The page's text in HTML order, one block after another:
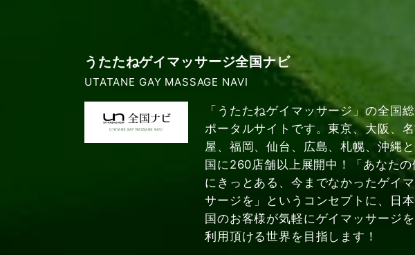
うたたねゲイマッサージ全国ナビ
UTATANE GAY MASSAGE NAVI
「うたたねゲイマッサージ」の全国
ポータルサイトです。東京、大阪、
屋、福岡、仙台、広島、札幌、沖縄
国に260店舗以上展開中！「あなたの
にきっとある、今までなかったゲイマ
サージを」というコンセプトに、日
国のお客様が気軽にゲイマッサージ
利用頂ける世界を目指します！